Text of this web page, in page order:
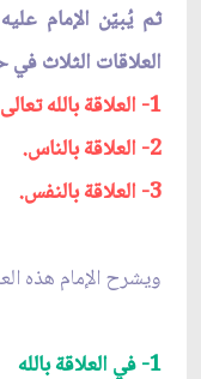
ثم يُبيّن الإمام
العلاقات الثلاث
1- العلاقة بالله تعالى.
2- العلاقة بالناس.
3- العلاقة بالنفس.
ويشرح الإمام هذه
1- في العلاقة بالله